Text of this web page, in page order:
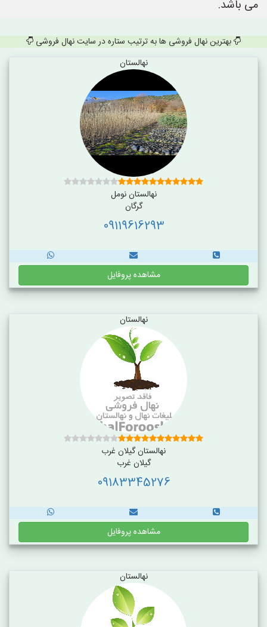
می باشد.
بهترین نهال فروشی ها به ترتیب ستاره در سایت نهال فروشی
نهالستان
نهالستان نومل
گرگان
09119616293
مشاهده پروفایل
نهالستان
نهالستان گیلان غرب
گیلان غرب
09183345276
مشاهده پروفایل
نهالستان